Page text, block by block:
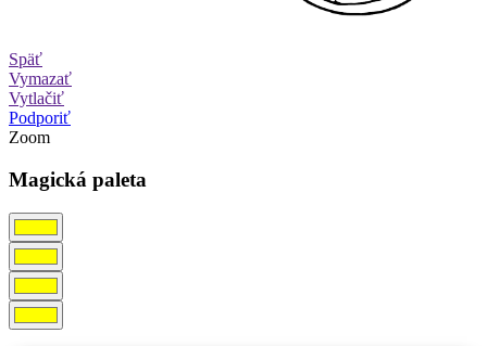
Späť
Vymazať
Vytlačiť
Podporiť
Zoom
Magická paleta